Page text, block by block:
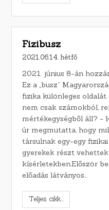
Fizibusz
2021.06.14. hétfő
2021. június 8-án
Ez a ,,busz”
fizika különleges
nem csak számokból,
mértékegységből áll? -
úr megmutatta, hogy
társulnak egy-egy
gyerekek részt
kísérletekben.Először
előadás látványos…
Teljes cikk...